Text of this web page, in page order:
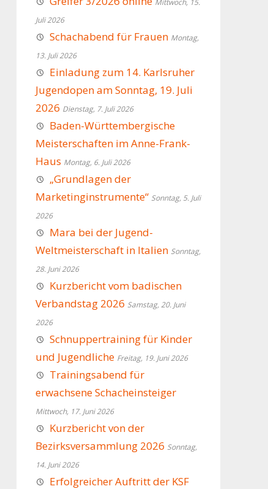
Juli 2026
Schachabend für Frauen Montag,
13. Juli 2026
Einladung zum 14. Karlsruher
Jugendopen am Sonntag, 19. Juli
2026 Dienstag, 7. Juli 2026
Baden-Württembergische
Meisterschaften im Anne-Frank-
Haus Montag, 6. Juli 2026
„Grundlagen der
Marketinginstrumente“ Sonntag, 5. Juli
2026
Mara bei der Jugend-
Weltmeisterschaft in Italien Sonntag,
28. Juni 2026
Kurzbericht vom badischen
Verbandstag 2026 Samstag, 20. Juni
2026
Schnuppertraining für Kinder
und Jugendliche Freitag, 19. Juni 2026
Trainingsabend für
erwachsene Schacheinsteiger
Mittwoch, 17. Juni 2026
Kurzbericht von der
Bezirksversammlung 2026 Sonntag,
14. Juni 2026
Erfolgreicher Auftritt der KSF